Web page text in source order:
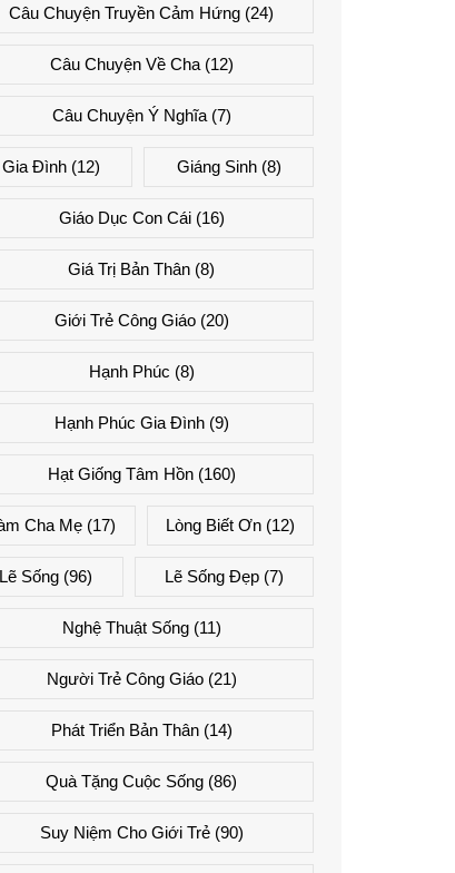
Câu Chuyện Truyền Cảm Hứng (24)
Câu Chuyện Về Cha(12)
Câu Chuyện Ý Nghĩa(7)
Gia Đình(12) Giáng Sinh(8)
Giáo Dục Con Cái(16)
Giá Trị Bản Thân (8)
Giới Trẻ Công Giáo(20)
Hạnh Phúc (8)
Hạnh Phúc Gia Đình(9)
Hạt Giống Tâm Hồn(160)
Cha Mẹ (17) Lòng Biết Ơn(12)
Lẽ Sống (96) Lẽ Sống Đẹp(7)
Nghệ Thuật Sống(11)
Người Trẻ Công Giáo(21)
Phát Triển Bản Thân(14)
Quà Tặng Cuộc Sống (86)
Suy Niệm Cho Giới Trẻ(90)